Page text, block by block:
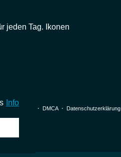
jeden Tag. Ikonen
vorbehalten. ・ DMCA・ Datenschutzerklärung
Info